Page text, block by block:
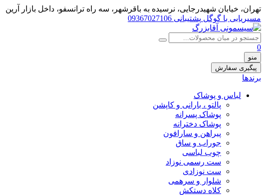
تهران، خيابان شهيدرجايى، نرسیده به باقرشهر، سه راه ترانسفو، داخل بازار آرین
مسیریابی با گوگل پشتیبانی 09367027106
0
منو
پیگیری سفارش
برندها
لباس و پوشاک
پالتو ، بارانی و کاپشن
پوشاک پسرانه
پوشاک دخترانه
پیراهن و سارافون
جوراب و ساق
چوب لباسی
ست رسمی نوزاد
ست نوزادی
شلوار و سرهمی
کلاه دستکش